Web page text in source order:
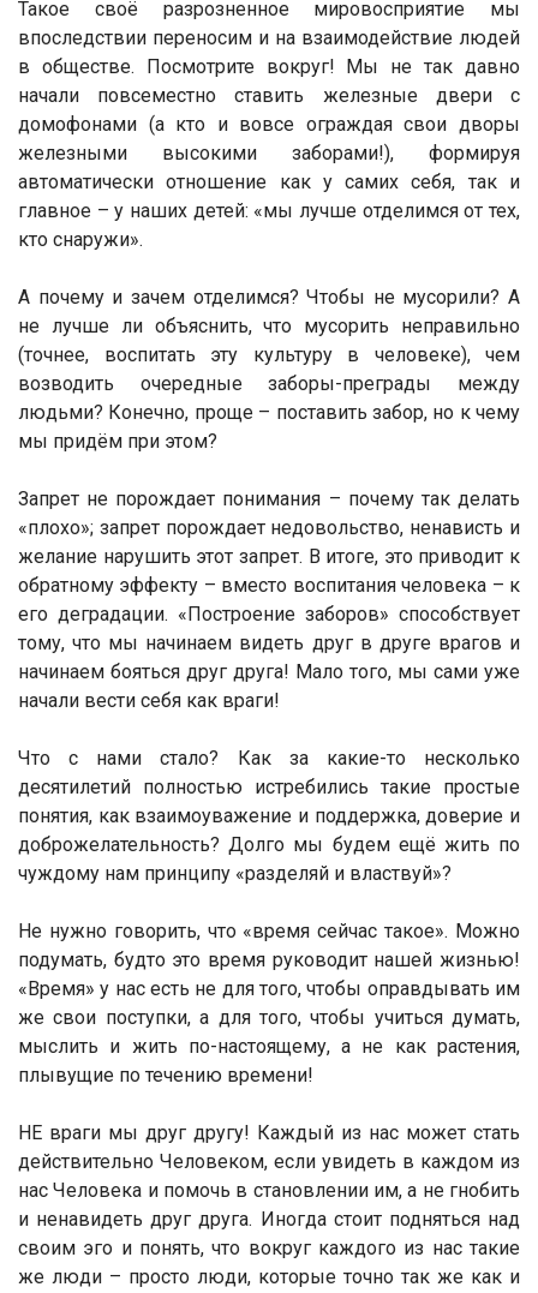
Такое своё разрозненное мировосприятие мы
впоследствии переносим и на взаимодействие людей
в обществе. Посмотрите вокруг! Мы не так давно
начали повсеместно ставить железные двери с
домофонами (а кто и вовсе ограждая свои дворы
железными высокими заборами!), формируя
автоматически отношение как у самих себя, так и
главное – у наших детей: «мы лучше отделимся от тех,
кто снаружи».
А почему и зачем отделимся? Чтобы не мусорили? А
не лучше ли объяснить, что мусорить неправильно
(точнее, воспитать эту культуру в человеке), чем
возводить очередные заборы-преграды между
людьми? Конечно, проще – поставить забор, но к чему
мы придём при этом?
Запрет не порождает понимания – почему так делать
«плохо»; запрет порождает недовольство, ненависть и
желание нарушить этот запрет. В итоге, это приводит к
обратному эффекту – вместо воспитания человека – к
его деградации. «Построение заборов» способствует
тому, что мы начинаем видеть друг в друге врагов и
начинаем бояться друг друга! Мало того, мы сами уже
начали вести себя как враги!
Что с нами стало? Как за какие-то несколько
десятилетий полностью истребились такие простые
понятия, как взаимоуважение и поддержка, доверие и
доброжелательность? Долго мы будем ещё жить по
чуждому нам принципу «разделяй и властвуй»?
Не нужно говорить, что «время сейчас такое». Можно
подумать, будто это время руководит нашей жизнью!
«Время» у нас есть не для того, чтобы оправдывать им
же свои поступки, а для того, чтобы учиться думать,
мыслить и жить по-настоящему, а не как растения,
плывущие по течению времени!
НЕ враги мы друг другу! Каждый из нас может стать
действительно Человеком, если увидеть в каждом из
нас Человека и помочь в становлении им, а не гнобить
и ненавидеть друг друга. Иногда стоит подняться над
своим эго и понять, что вокруг каждого из нас такие
же люди – просто люди, которые точно так же как и